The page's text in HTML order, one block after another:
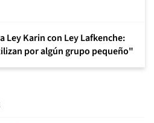
Ley Karin con Ley Lafkenche:
por algún grupo pequeño"